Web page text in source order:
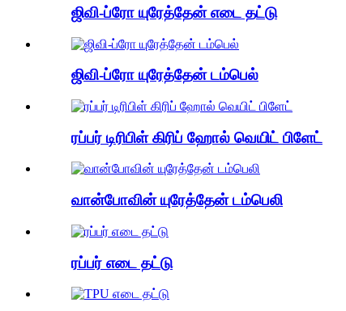
ஜிவி-ப்ரோ யுரேத்தேன் எடை தட்டு
ஜிவி-ப்ரோ யுரேத்தேன் டம்பெல்
ரப்பர் டிரிபிள் கிரிப் ஹோல் வெயிட் பிளேட்
வான்போவின் யுரேத்தேன் டம்பெலி
ரப்பர் எடை தட்டு